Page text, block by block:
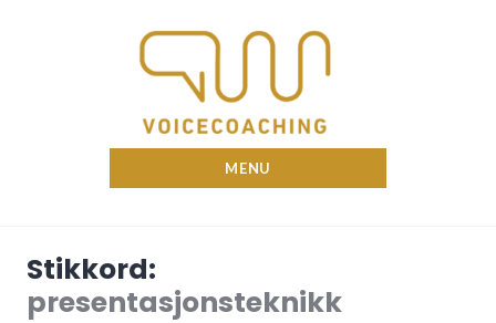
Nina Voicecoach
MENU
Stikkord:
presentasjonsteknikk